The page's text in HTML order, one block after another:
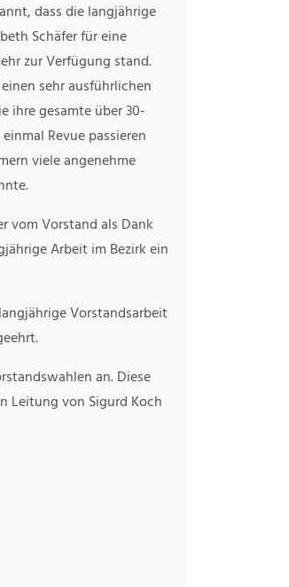
dass die langjährige
Schäfer für eine
zur Verfügung stand.
sehr ausführlichen
ihre gesamte über 30-
Revue passieren
viele angenehme
vom Vorstand als Dank
Arbeit im Bezirk ein
Vorstandsarbeit
an. Diese
Leitung von Sigurd Koch